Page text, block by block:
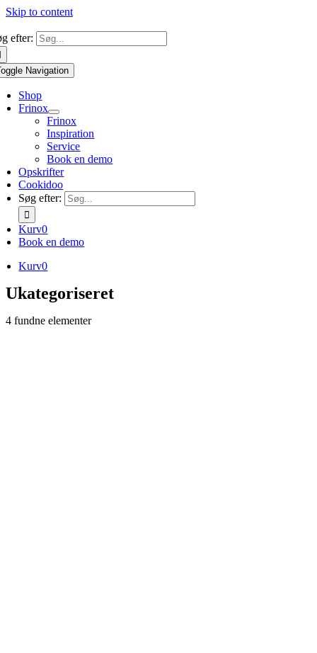
Skip to content
efter:
Navigation
Shop
Frinox
Frinox
Inspiration
Service
Book en demo
Opskrifter
Cookidoo
Søg efter:
Kurv0
Book en demo
Kurv0
Ukategoriseret
4 fundne elementer